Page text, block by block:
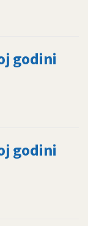
godini
godini